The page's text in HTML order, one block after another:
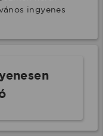
ingyenes